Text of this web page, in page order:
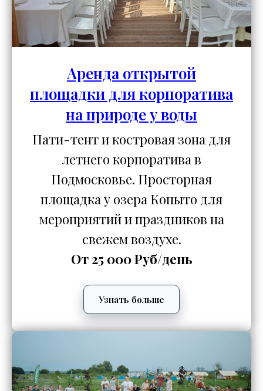
Аренда открытой
площадки для корпоратива
на природе у воды
Пати-тент и костровая зона для
летнего корпоратива в
Подмосковье. Просторная
площадка у озера Копыто для
мероприятий и праздников на
свежем воздухе.
От 25 000 Руб/день
Узнать больше